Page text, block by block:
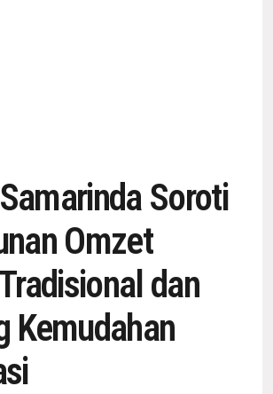
Soroti
Omzet
dan
Kemudahan